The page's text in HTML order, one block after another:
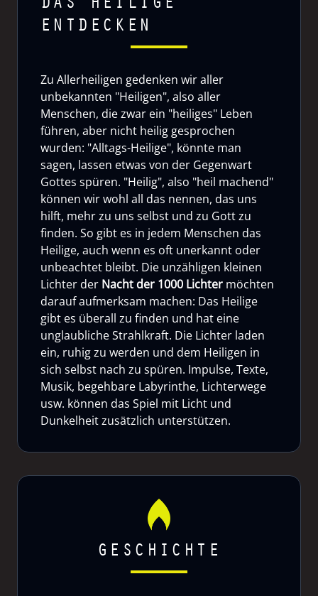
ENTDECKEN
Zu Allerheiligen gedenken wir aller
unbekannten "Heiligen", also aller
Menschen, die zwar ein "heiliges" Leben
führen, aber nicht heilig gesprochen
wurden: "Alltags-Heilige", könnte man
sagen, lassen etwas von der Gegenwart
Gottes spüren. "Heilig", also "heil machend"
können wir wohl all das nennen, das uns
hilft, mehr zu uns selbst und zu Gott zu
finden. So gibt es in jedem Menschen das
Heilige, auch wenn es oft unerkannt oder
unbeachtet bleibt. Die unzähligen kleinen
Lichter der Nacht der 1000 Lichter möchten
darauf aufmerksam machen: Das Heilige
gibt es überall zu finden und hat eine
unglaubliche Strahlkraft. Die Lichter laden
ein, ruhig zu werden und dem Heiligen in
sich selbst nach zu spüren. Impulse, Texte,
Musik, begehbare Labyrinthe, Lichterwege
usw. können das Spiel mit Licht und
Dunkelheit zusätzlich unterstützen.
GESCHICHTE